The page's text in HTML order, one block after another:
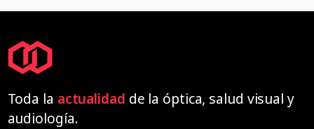
Toda la actualidad de la óptica, salud visual y
audiología.